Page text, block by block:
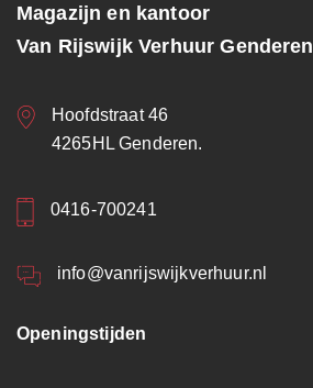
Magazijn en kantoor
Van Rijswijk Verhuur Genderen
Hoofdstraat 46
4265HL Genderen.
0416-700241
info@vanrijswijkverhuur.nl
Openingstijden